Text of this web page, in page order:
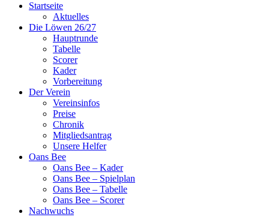
Startseite
Aktuelles
Die Löwen 26/27
Hauptrunde
Tabelle
Scorer
Kader
Vorbereitung
Der Verein
Vereinsinfos
Preise
Chronik
Mitgliedsantrag
Unsere Helfer
Oans Bee
Oans Bee – Kader
Oans Bee – Spielplan
Oans Bee – Tabelle
Oans Bee – Scorer
Nachwuchs